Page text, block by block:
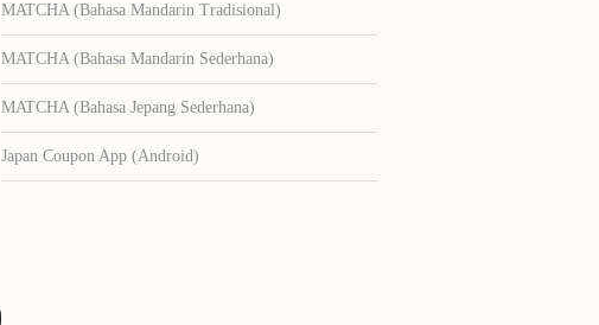
MATCHA (Bahasa Mandarin Tradisional)
MATCHA (Bahasa Mandarin Sederhana)
MATCHA (Bahasa Jepang Sederhana)
Japan Coupon App (Android)